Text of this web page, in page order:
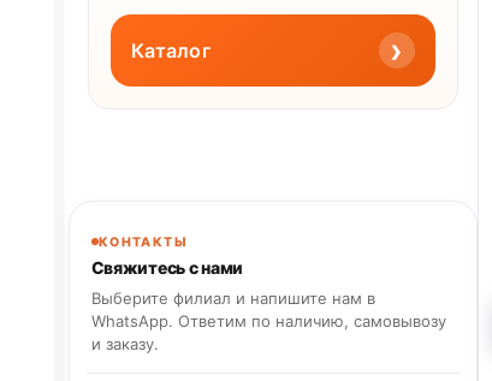
Каталог ›
КОНТАКТЫ
Свяжитесь с нами
Выберите филиал и напишите нам в
WhatsApp. Ответим по наличию, самовывозу
и заказу.